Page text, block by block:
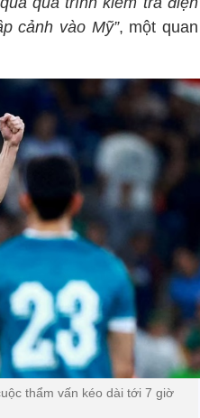
cảnh vào Mỹ”, một quan
thẩm vấn kéo dài tới 7 giờ